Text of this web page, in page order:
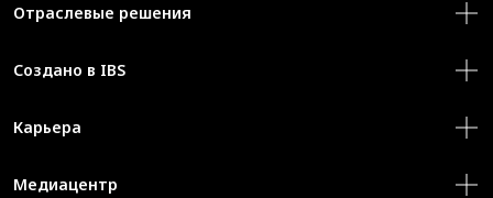
Отраслевые решения
Создано в IBS
Карьера
Медиацентр